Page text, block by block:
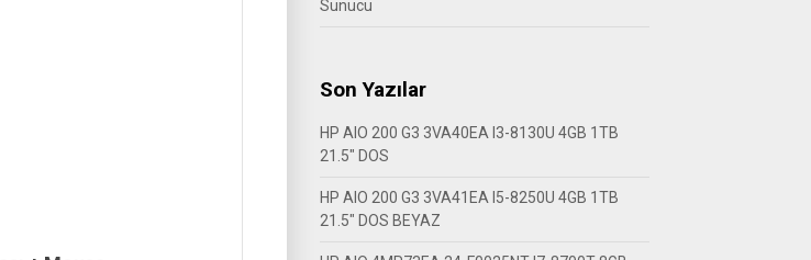
Sunucu
Son Yazılar
HP AIO 200 G3 3VA40EA I3-8130U 4GB 1TB
21.5″ DOS
HP AIO 200 G3 3VA41EA I5-8250U 4GB 1TB
21.5″ DOS BEYAZ